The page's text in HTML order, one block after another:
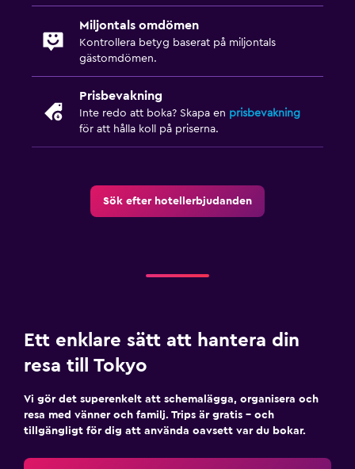
Miljontals omdömen
Kontrollera betyg baserat på miljontals
gästomdömen.
Prisbevakning
Inte redo att boka? Skapa en prisbevakning
för att hålla koll på priserna.
Sök efter hotellerbjudanden
Ett enklare sätt att hantera din
resa till Tokyo
Vi gör det superenkelt att schemalägga, organisera och
resa med vänner och familj. Trips är gratis – och
tillgängligt för dig att använda oavsett var du bokar.